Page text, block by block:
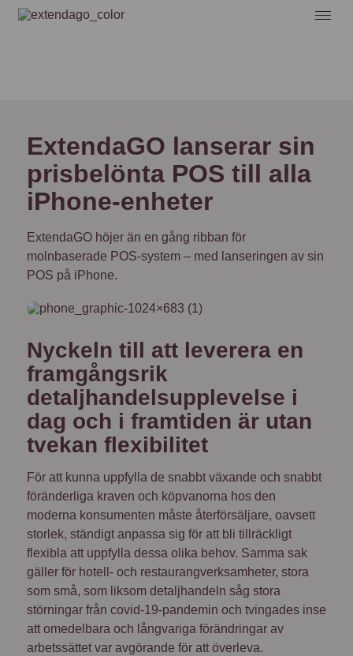
ExtendaGO lanserar sin
prisbelönta POS till alla
iPhone-enheter
ExtendaGO höjer än en gång ribban för
molnbaserade POS-system – med lanseringen av sin
POS på iPhone.
Nyckeln till att leverera en
framgångsrik
detaljhandelsupplevelse i
dag och i framtiden är utan
tvekan flexibilitet
För att kunna uppfylla de snabbt växande och snabbt
föränderliga kraven och köpvanorna hos den
moderna konsumenten måste återförsäljare, oavsett
storlek, ständigt anpassa sig för att bli tillräckligt
flexibla att uppfylla dessa olika behov. Samma sak
gäller för hotell- och restaurangverksamheter, stora
som små, som liksom detaljhandeln såg stora
störningar från covid-19-pandemin och tvingades inse
att omedelbara och långvariga förändringar av
arbetssättet var avgörande för att överleva.